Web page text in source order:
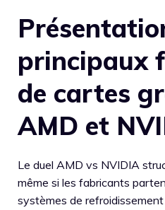
principaux
de cartes
AMD et
Le duel AMD vs NVIDIA
même si les fabricants
systèmes de